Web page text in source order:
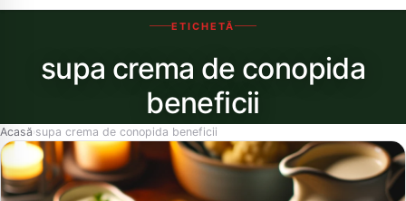
ETICHETĂ
supa crema de conopida
beneficii
Acasă›supa crema de conopida beneficii